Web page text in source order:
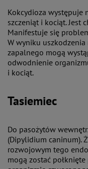
Kokcydioza występuje
szczeniąt i kociąt. Jest
Manifestuje się
W wyniku
zapalnego mogą
odwodnienie
i kociąt.
Tasiemiec
Do pasożytów
(Dipylidium caninum).
rozwojowym tego
mogą zostać